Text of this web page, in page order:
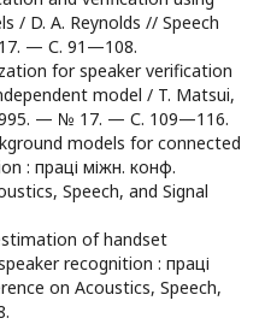
/ D. A. Reynolds // Speech
— С. 91—108.
for speaker verification
model / T. Matsui,
— № 17. — С. 109—116.
models for connected
: праці міжн. конф.
Speech, and Signal
of handset
recognition : праці
on Acoustics, Speech,